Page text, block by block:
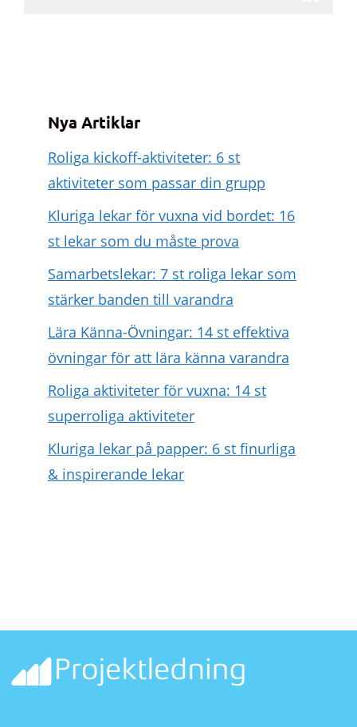
Nya Artiklar
Roliga kickoff-aktiviteter: 6 st
aktiviteter som passar din grupp
Kluriga lekar för vuxna vid bordet: 16
st lekar som du måste prova
Samarbetslekar: 7 st roliga lekar som
stärker banden till varandra
Lära Känna-Övningar: 14 st effektiva
övningar för att lära känna varandra
Roliga aktiviteter för vuxna: 14 st
superroliga aktiviteter
Kluriga lekar på papper: 6 st finurliga
& inspirerande lekar